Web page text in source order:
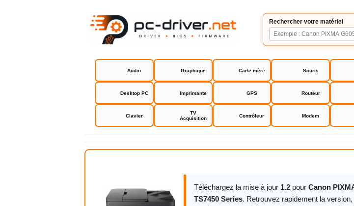
Rechercher votre matériel
Audio Graphique Carte mère Souris
Desktop PC Imprimante GPS Routeur
Clavier
TV
Acquisition
Contrôleur Modem
Canon PIXMA TS7450 Series
Téléchargez la mise à jour 1.2 pour Canon
TS7450 Series. Retrouvez rapidement la version,